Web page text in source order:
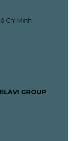
Chí Minh
GROUP